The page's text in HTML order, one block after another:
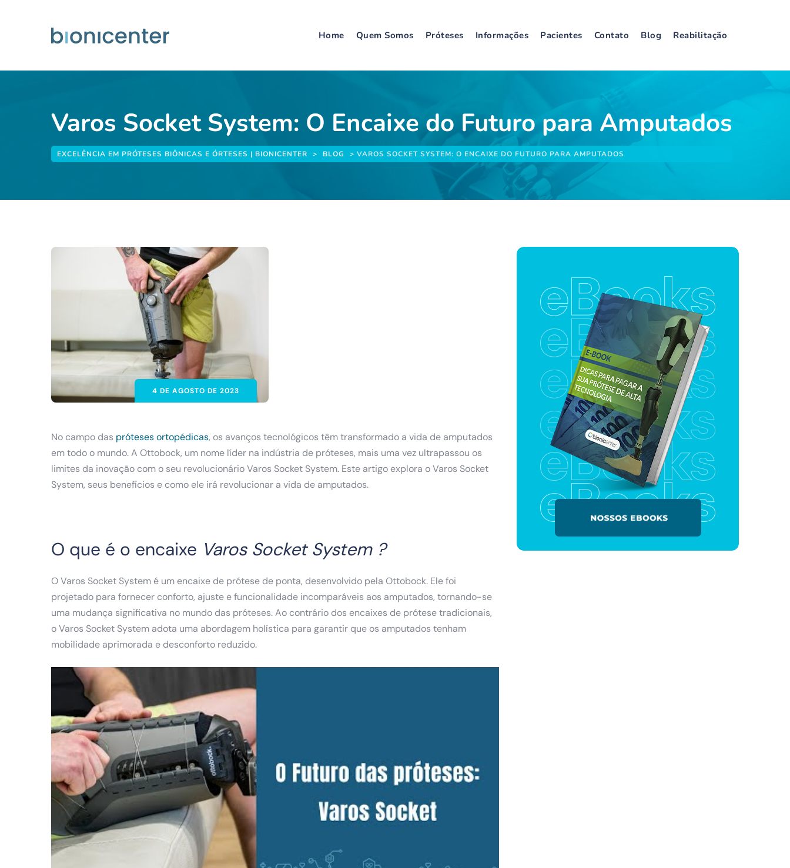
Home Quem Somos Próteses Informações Pacientes Contato Blog Reabilitação
Varos Socket System: O Encaixe do Futuro para Amputados
EXCELÊNCIA EM PRÓTESES BIÔNICAS E ÓRTESES | BIONICENTER > BLOG > VAROS SOCKET SYSTEM: O ENCAIXE DO FUTURO PARA AMPUTADOS
4 DE AGOSTO DE 2023
No campo das próteses ortopédicas, os avanços tecnológicos têm transformado a vida de amputados
em todo o mundo. A Ottobock, um nome líder na indústria de próteses, mais uma vez ultrapassou os
limites da inovação com o seu revolucionário Varos Socket System. Este artigo explora o Varos Socket
System, seus benefícios e como ele irá revolucionar a vida de amputados.
O que é o encaixe Varos Socket System ?
O Varos Socket System é um encaixe de prótese de ponta, desenvolvido pela Ottobock. Ele foi
projetado para fornecer conforto, ajuste e funcionalidade incomparáveis aos amputados, tornando-se
uma mudança significativa no mundo das próteses. Ao contrário dos encaixes de prótese tradicionais,
o Varos Socket System adota uma abordagem holística para garantir que os amputados tenham
mobilidade aprimorada e desconforto reduzido.